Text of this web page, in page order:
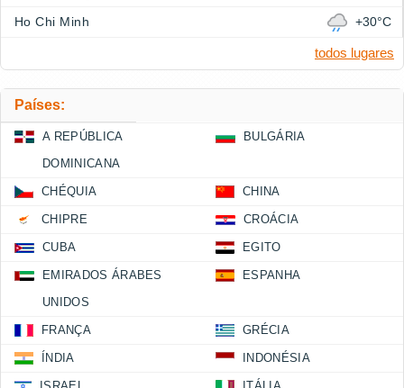
Ho Chi Minh +30°C
todos lugares
Países:
A REPÚBLICA
DOMINICANA
BULGÁRIA
CHÉQUIA CHINA
CHIPRE CROÁCIA
CUBA EGITO
EMIRADOS ÁRABES
UNIDOS
ESPANHA
FRANÇA GRÉCIA
ÍNDIA INDONÉSIA